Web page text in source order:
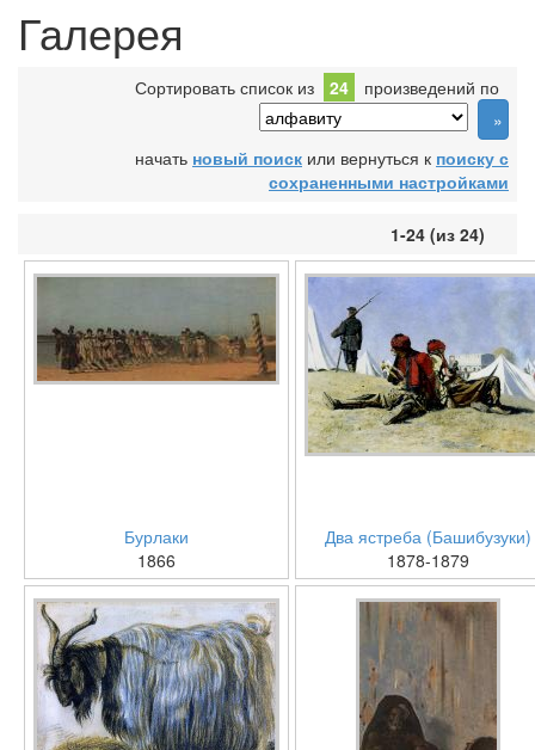
Галерея
Сортировать список из 24 произведений по
начать новый поиск или вернуться к поиску с
сохраненными настройками
1-24 (из 24)
Бурлаки
1866
Два ястреба (Башибузуки)
1878-1879